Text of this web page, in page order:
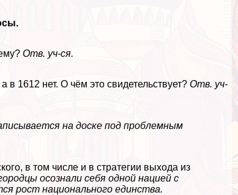
Отв. уч-ся.
в 1612 нет. О чём это свидетельствует?Отв. уч-
на доске под проблемным
в том числе и в стратегии выхода из
осознали себя одной нацией с
рост национального единства.